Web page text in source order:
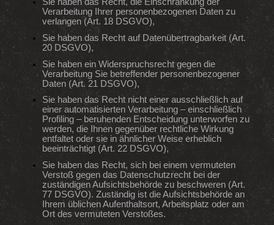
Sie haben das Recht, die Einschränkung der
Verarbeitung Ihrer personenbezogenen Daten zu
verlangen (Art. 18 DSGVO),
Sie haben das Recht auf Datenübertragbarkeit (Art.
20 DSGVO),
Sie haben ein Widerspruchsrecht gegen die
Verarbeitung Sie betreffender personenbezogener
Daten (Art. 21 DSGVO),
Sie haben das Recht nicht einer ausschließlich auf
einer automatisierten Verarbeitung – einschließlich
Profiling – beruhenden Entscheidung unterworfen zu
werden, die Ihnen gegenüber rechtliche Wirkung
entfaltet oder sie in ähnlicher Weise erheblich
beeinträchtigt (Art. 22 DSGVO),
Sie haben das Recht, sich bei einem vermuteten
Verstoß gegen das Datenschutzrecht bei der
zuständigen Aufsichtsbehörde zu beschweren (Art.
77 DSGVO). Zuständig ist die Aufsichtsbehörde an
Ihrem üblichen Aufenthaltsort, Arbeitsplatz oder am
Ort des vermuteten Verstoßes.